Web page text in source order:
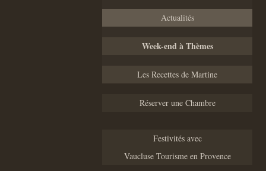
Actualités
Week-end à Thèmes
Les Recettes de Martine
Réserver une Chambre
Festivités avec
Vaucluse Tourisme en Provence